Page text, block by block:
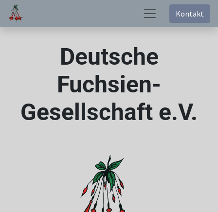
Kontakt
Deutsche
Fuchsien-
Gesellschaft e.V.